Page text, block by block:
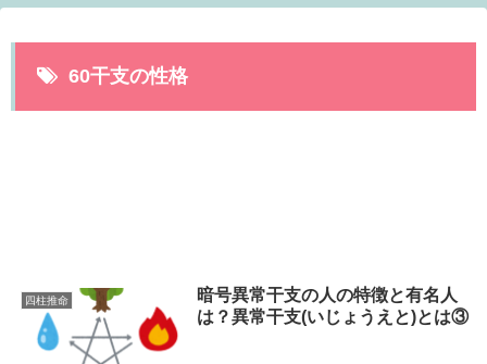
60干支の性格
四柱推命
暗号異常干支の人の特徴と有名人
は？異常干支(いじょうえと)とは③